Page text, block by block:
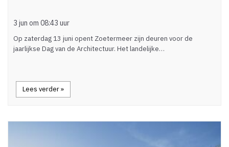
3 jun om 08:43 uur
Op zaterdag 13 juni opent Zoetermeer zijn deuren voor de
jaarlijkse Dag van de Architectuur. Het landelijke…
Lees verder »